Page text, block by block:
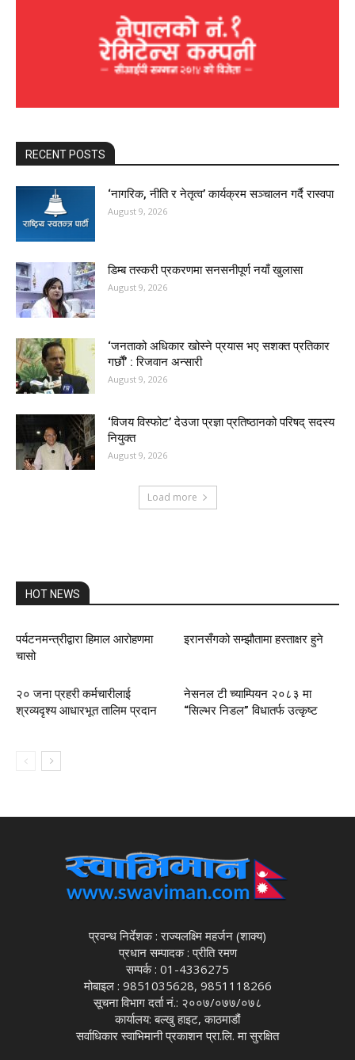
RECENT POSTS
‘नागरिक, नीति र नेतृत्व’ कार्यक्रम सञ्चालन गर्दै रास्वपा
August 9, 2026
डिम्ब तस्करी प्रकरणमा सनसनीपूर्ण नयाँ खुलासा
August 9, 2026
‘जनताको अधिकार खोस्ने प्रयास भए सशक्त प्रतिकार
गर्छौं’ : रिजवान अन्सारी
August 9, 2026
‘विजय विस्फोट’ देउजा प्रज्ञा प्रतिष्ठानको परिषद् सदस्य
नियुक्त
August 9, 2026
Load more
HOT NEWS
पर्यटनमन्त्रीद्वारा हिमाल आरोहणमा
चासो
इरानसँगको सम्झौतामा हस्ताक्षर हुने
२० जना प्रहरी कर्मचारीलाई
श्रव्यदृश्य आधारभूत तालिम प्रदान
नेसनल टी च्याम्पियन २०८३ मा
“सिल्भर निडल” विधातर्फ उत्कृष्ट
प्रवन्ध निर्देशक : राज्यलक्ष्मि महर्जन (शाक्य)
प्रधान सम्पादक : प्रीति रमण
सम्पर्क : 01-4336275
मोबाइल : 9851035628, 9851118266
सूचना विभाग दर्ता नं.: २००७/०७७/०७८
कार्यालय: बल्खु हाइट, काठमाडौं
सर्वाधिकार स्वाभिमानी प्रकाशन प्रा.लि. मा सुरक्षित